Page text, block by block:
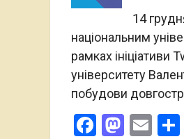
14
національним
рамках
університету
побудови
Facebook